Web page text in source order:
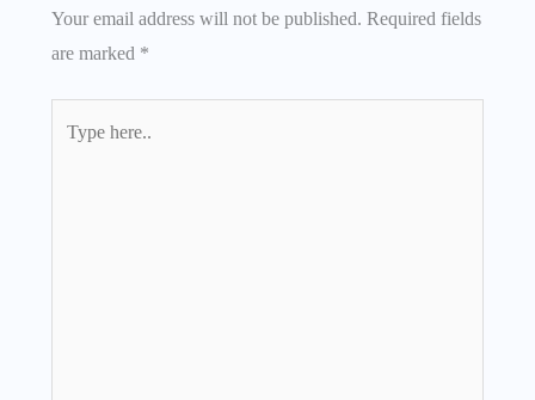
Your email address will not be published. Required fields
are marked *